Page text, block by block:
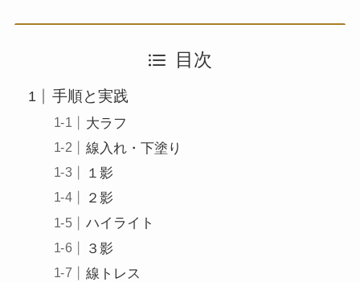
目次
手順と実践
大ラフ
線入れ・下塗り
１影
２影
ハイライト
３影
線トレス